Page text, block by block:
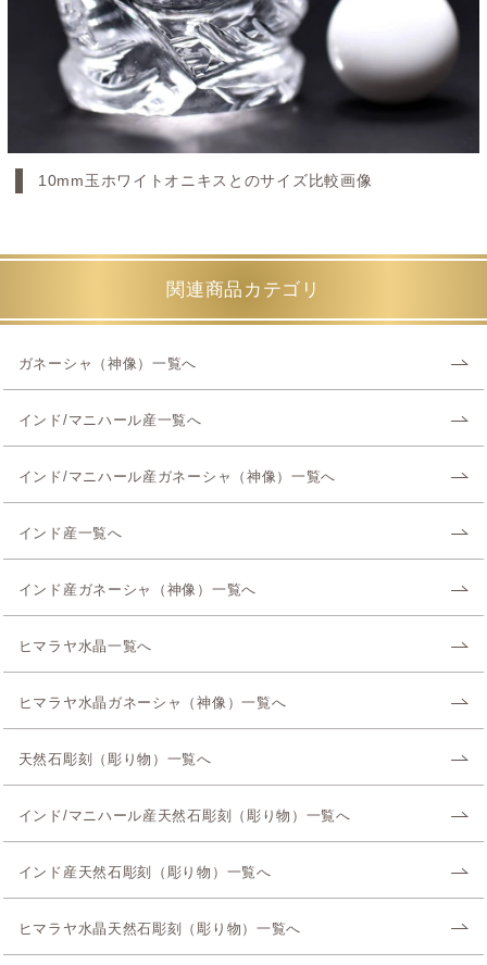
10mm玉ホワイトオニキスとのサイズ比較画像
関連商品カテゴリ
ガネーシャ（神像）一覧へ
インド/マニハール産一覧へ
インド/マニハール産ガネーシャ（神像）一覧へ
インド産一覧へ
インド産ガネーシャ（神像）一覧へ
ヒマラヤ水晶一覧へ
ヒマラヤ水晶ガネーシャ（神像）一覧へ
天然石彫刻（彫り物）一覧へ
インド/マニハール産天然石彫刻（彫り物）一覧へ
インド産天然石彫刻（彫り物）一覧へ
ヒマラヤ水晶天然石彫刻（彫り物）一覧へ